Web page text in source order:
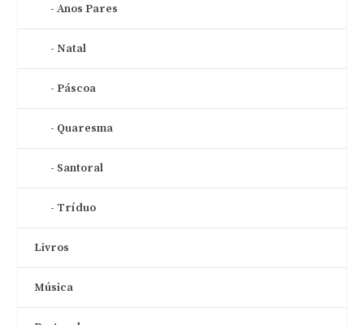
Anos Pares
Natal
Páscoa
Quaresma
Santoral
Tríduo
Livros
Música